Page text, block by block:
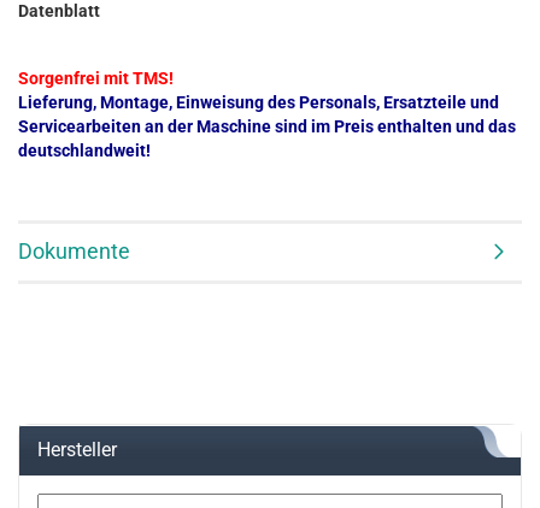
Datenblatt
Sorgenfrei mit TMS!
Lieferung, Montage, Einweisung des Personals, Ersatzteile und
Servicearbeiten an der Maschine sind im Preis enthalten und das
deutschlandweit!
Dokumente
Hersteller